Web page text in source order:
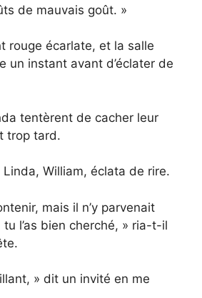
de mauvais goût. »
rouge écarlate, et la salle
un instant avant d’éclater de
tentèrent de cacher leur
trop tard.
William, éclata de rire.
mais il n’y parvenait
l’as bien cherché, » ria-t-il
» dit un invité en me